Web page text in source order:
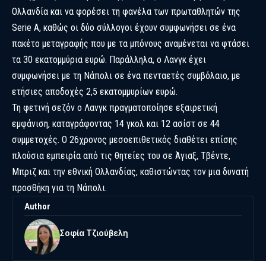
Ολλανδία και να φορέσει τη φανέλα των πρωταθλητών της
Serie A, καθώς οι δύο σύλλογοι έχουν συμφωνήσει σε ένα
πακέτο μεταγραφής που με τα μπόνους αναμένεται να φτάσει
τα 30 εκατομμύρια ευρώ. Παράλληλα, ο Λανγκ έχει
συμφωνήσει με τη Νάπολι σε ένα πενταετές συμβόλαιο, με
ετήσιες αποδοχές 2,5 εκατομμυρίων ευρώ.
Τη φετινή σεζόν ο Λανγκ πραγματοποίησε εξαιρετική
εμφάνιση, καταγράφοντας 14 γκολ και 12 ασίστ σε 44
συμμετοχές. Ο 26χρονος μεσοεπιθετικός διαθέτει επίσης
πλούσια εμπειρία από τις θητείες του σε Άγιαξ, Τβέντε,
Μπριζ και την εθνική Ολλανδίας, καθιστώντας τον μια δυνατή
προσθήκη για τη Νάπολι.
Author
Σοφία Τζιούβελη